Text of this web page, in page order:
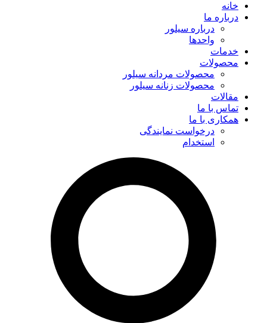
خانه
درباره ما
درباره سیلور
واحدها
خدمات
محصولات
محصولات مردانه سیلور
محصولات زنانه سیلور
مقالات
تماس با ما
همکاری با ما
درخواست نمایندگی
استخدام